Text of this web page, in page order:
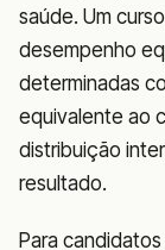
saúde. Um
desempenho
determinadas
equivalente ao
distribuição
resultado.
Para